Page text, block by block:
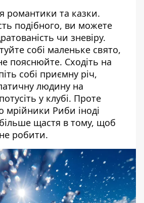
романтики та казки.
подібного, ви можете
чи зневіру.
собі маленьке свято,
пояснюйте. Сходіть на
собі приємну річ,
людину на
у клубі. Проте
мрійники Риби іноді
щастя в тому, щоб
робити.